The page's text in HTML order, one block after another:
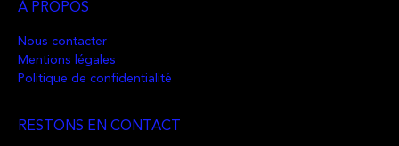
À PROPOS
Nous contacter
Mentions légales
Politique de confidentialité
RESTONS EN CONTACT